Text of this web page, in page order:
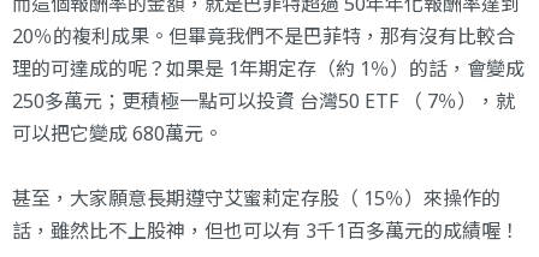
20％的複利成果。但畢竟我們不是巴菲特，那有沒有比較合
理的可達成的呢？如果是 1年期定存（約 1％）的話，會變成
250多萬元；更積極一點可以投資 台灣50 ETF （ 7％），就
可以把它變成 680萬元。
甚至，大家願意長期遵守艾蜜莉定存股（ 15％）來操作的
話，雖然比不上股神，但也可以有 3千1百多萬元的成績喔！